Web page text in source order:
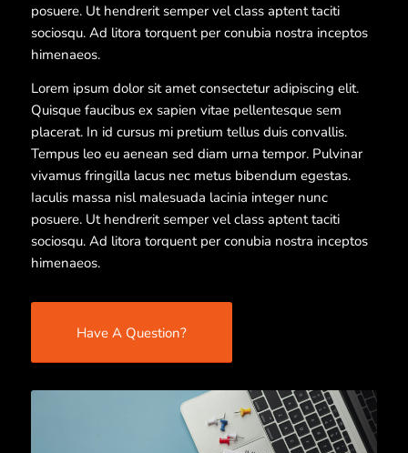
posuere. Ut hendrerit semper vel class aptent taciti
sociosqu. Ad litora torquent per conubia nostra inceptos
himenaeos.
Lorem ipsum dolor sit amet consectetur adipiscing elit.
Quisque faucibus ex sapien vitae pellentesque sem
placerat. In id cursus mi pretium tellus duis convallis.
Tempus leo eu aenean sed diam urna tempor. Pulvinar
vivamus fringilla lacus nec metus bibendum egestas.
Iaculis massa nisl malesuada lacinia integer nunc
posuere. Ut hendrerit semper vel class aptent taciti
sociosqu. Ad litora torquent per conubia nostra inceptos
himenaeos.
Have A Question?